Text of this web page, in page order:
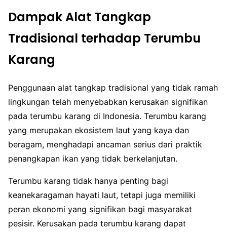
Dampak Alat Tangkap
Tradisional terhadap Terumbu
Karang
Penggunaan alat tangkap tradisional yang tidak ramah
lingkungan telah menyebabkan kerusakan signifikan
pada terumbu karang di Indonesia. Terumbu karang
yang merupakan ekosistem laut yang kaya dan
beragam, menghadapi ancaman serius dari praktik
penangkapan ikan yang tidak berkelanjutan.
Terumbu karang tidak hanya penting bagi
keanekaragaman hayati laut, tetapi juga memiliki
peran ekonomi yang signifikan bagi masyarakat
pesisir. Kerusakan pada terumbu karang dapat